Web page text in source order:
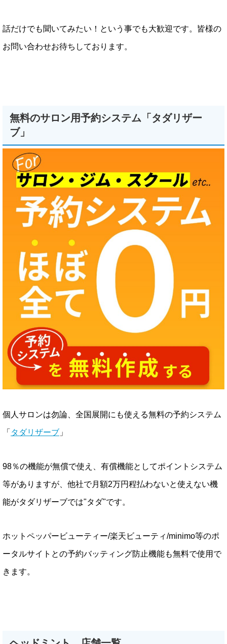
話だけでも聞いてみたい！という事でも大歓迎です。皆様の
お問い合わせお待ちしております。
無料のサロン用予約システム「タダリザー
ブ」
個人サロンは勿論、全国展開にも使える無料の予約システム
「 タダリザーブ 」
98％の機能が無償で使え、有償機能としてポイントシステム
等がありますが、他社で月額2万円程払わないと使えない機
能がタダリザーブでは"タダ"です。
ホットペッパービューティー/楽天ビューティ/minimo等のポ
ータルサイトとの予約バッティング防止機能も無料で使用で
きます。